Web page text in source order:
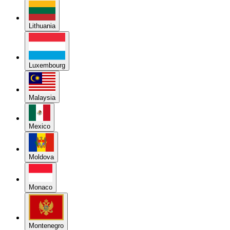
Lithuania
Luxembourg
Malaysia
Mexico
Moldova
Monaco
Montenegro